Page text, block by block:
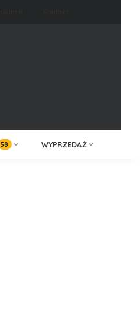
58 WYPRZEDAŻ